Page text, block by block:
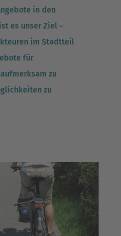
in den
es unser Ziel –
im Stadtteil
für
zu
zu